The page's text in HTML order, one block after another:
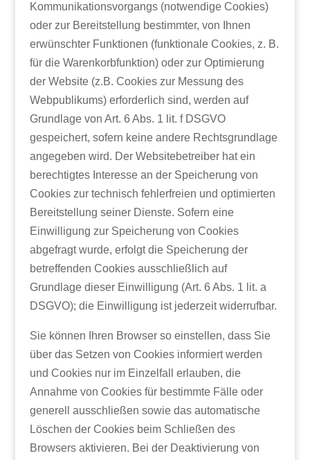
Kommunikationsvorgangs (notwendige Cookies)
oder zur Bereitstellung bestimmter, von Ihnen
erwünschter Funktionen (funktionale Cookies, z. B.
für die Warenkorbfunktion) oder zur Optimierung
der Website (z.B. Cookies zur Messung des
Webpublikums) erforderlich sind, werden auf
Grundlage von Art. 6 Abs. 1 lit. f DSGVO
gespeichert, sofern keine andere Rechtsgrundlage
angegeben wird. Der Websitebetreiber hat ein
berechtigtes Interesse an der Speicherung von
Cookies zur technisch fehlerfreien und optimierten
Bereitstellung seiner Dienste. Sofern eine
Einwilligung zur Speicherung von Cookies
abgefragt wurde, erfolgt die Speicherung der
betreffenden Cookies ausschließlich auf
Grundlage dieser Einwilligung (Art. 6 Abs. 1 lit. a
DSGVO); die Einwilligung ist jederzeit widerrufbar.
Sie können Ihren Browser so einstellen, dass Sie
über das Setzen von Cookies informiert werden
und Cookies nur im Einzelfall erlauben, die
Annahme von Cookies für bestimmte Fälle oder
generell ausschließen sowie das automatische
Löschen der Cookies beim Schließen des
Browsers aktivieren. Bei der Deaktivierung von